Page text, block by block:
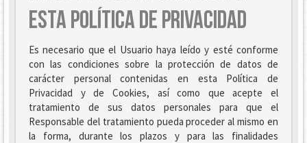
ESTA POLÍTICA DE PRIVACIDAD
Es necesario que el Usuario haya leído y esté conforme
con las condiciones sobre la protección de datos de
carácter personal contenidas en esta Política de
Privacidad y de Cookies, así como que acepte el
tratamiento de sus datos personales para que el
Responsable del tratamiento pueda proceder al mismo en
la forma, durante los plazos y para las finalidades